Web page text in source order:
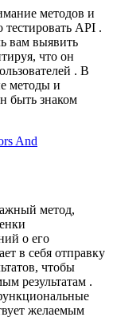
методов и
тестировать API .
вам выявить
что он
. В
методы и
быть знаком
метод,
о его
в себя отправку
чтобы
результатам .
желаемым